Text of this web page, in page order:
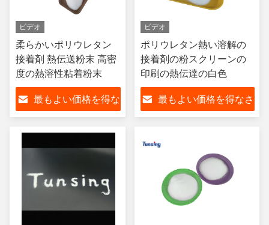
ビデオ
柔らかいポリウレタン
接着剤 熱伝送粉末 高密
度の熱溶性粘着粉末
最もよい価格を得な
ビデオ
ポリウレタン熱い溶解の
接着剤の粉スクリーンの
印刷の熱伝達の白色
最もよい価格を得なさ